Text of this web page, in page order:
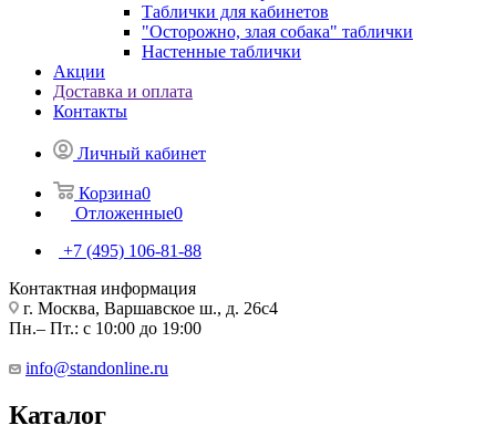
Таблички для кабинетов
"Осторожно, злая собака" таблички
Настенные таблички
Акции
Доставка и оплата
Контакты
Личный кабинет
Корзина0
Отложенные0
+7 (495) 106-81-88
Контактная информация
г. Москва, Варшавское ш., д. 26с4
Пн.– Пт.: с 10:00 до 19:00
info@standonline.ru
Каталог